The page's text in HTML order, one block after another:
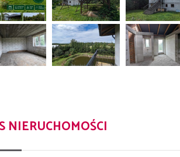
NIERUCHOMOŚCI